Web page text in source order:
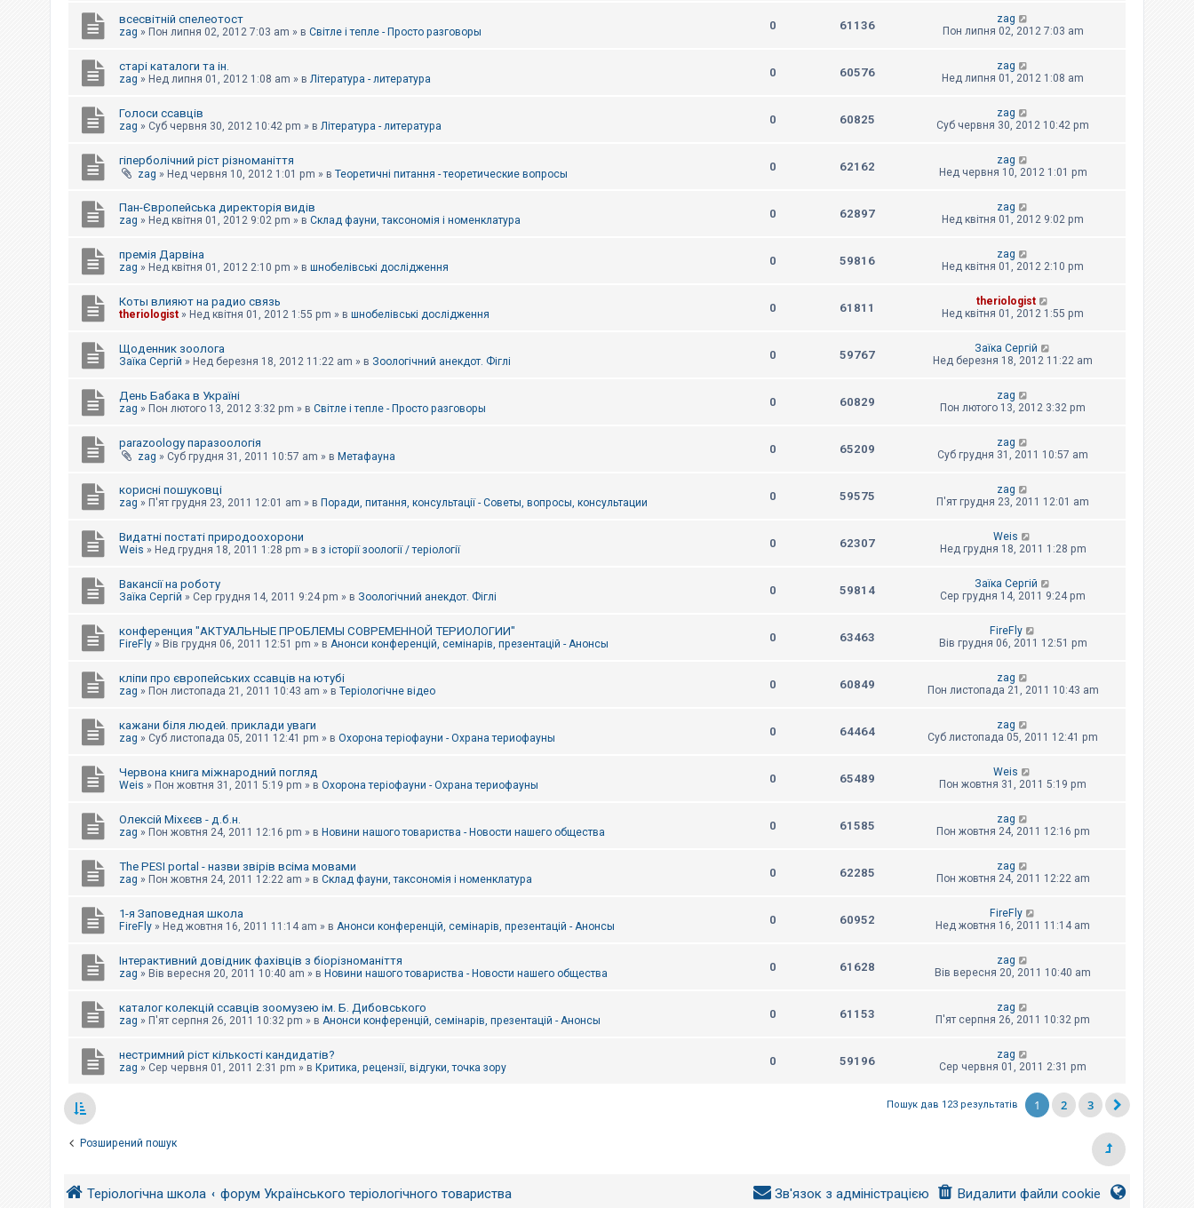
всесвітній спелеотост
zag » Пон липня 02, 2012 7:03 am » в Світле і тепле - Просто разговоры 0 61136
zag
Пон липня 02, 2012 7:03 am
старі каталоги та ін.
zag » Нед липня 01, 2012 1:08 am » в Література - литература 0 60576
zag
Нед липня 01, 2012 1:08 am
Голоси ссавців
zag » Суб червня 30, 2012 10:42 pm » в Література - литература 0 60825
zag
Суб червня 30, 2012 10:42 pm
гіперболічний ріст різноманіття
zag » Нед червня 10, 2012 1:01 pm » в Теоретичні питання - теоретические вопросы
0 62162
zag
Нед червня 10, 2012 1:01 pm
Пан-Європейська директорія видів
zag » Нед квітня 01, 2012 9:02 pm » в Склад фауни, таксономія і номенклатура 0 62897
zag
Нед квітня 01, 2012 9:02 pm
премія Дарвіна
zag » Нед квітня 01, 2012 2:10 pm » в шнобелівські дослідження 0 59816
zag
Нед квітня 01, 2012 2:10 pm
Коты влияют на радио связь
theriologist » Нед квітня 01, 2012 1:55 pm » в шнобелівські дослідження 0 61811
theriologist
Нед квітня 01, 2012 1:55 pm
Щоденник зоолога
Заїка Сергій » Нед березня 18, 2012 11:22 am » в Зоологічний анекдот. Фіглі 0 59767
Заїка Сергій
Нед березня 18, 2012 11:22 am
День Бабака в Україні
zag » Пон лютого 13, 2012 3:32 pm » в Світле і тепле - Просто разговоры 0 60829
zag
Пон лютого 13, 2012 3:32 pm
parazoology паразоологія
zag » Суб грудня 31, 2011 10:57 am » в Метафауна
0 65209
zag
Суб грудня 31, 2011 10:57 am
корисні пошуковці
zag » П'ят грудня 23, 2011 12:01 am » в Поради, питання, консультації - Советы, вопросы, консультации 0 59575
zag
П'ят грудня 23, 2011 12:01 am
Видатні постаті природоохорони
Weis » Нед грудня 18, 2011 1:28 pm » в з історії зоології / теріології 0 62307
Weis
Нед грудня 18, 2011 1:28 pm
Вакансії на роботу
Заїка Сергій » Сер грудня 14, 2011 9:24 pm » в Зоологічний анекдот. Фіглі 0 59814
Заїка Сергій
Сер грудня 14, 2011 9:24 pm
конференция "АКТУАЛЬНЫЕ ПРОБЛЕМЫ СОВРЕМЕННОЙ ТЕРИОЛОГИИ"
FireFly » Вів грудня 06, 2011 12:51 pm » в Анонси конференцій, семінарів, презентацій - Анонсы 0 63463
FireFly
Вів грудня 06, 2011 12:51 pm
кліпи про європейських ссавців на ютубі
zag » Пон листопада 21, 2011 10:43 am » в Теріологічне відео 0 60849
zag
Пон листопада 21, 2011 10:43 am
кажани біля людей. приклади уваги
zag » Суб листопада 05, 2011 12:41 pm » в Охорона теріофауни - Охрана териофауны 0 64464
zag
Суб листопада 05, 2011 12:41 pm
Червона книга міжнародний погляд
Weis » Пон жовтня 31, 2011 5:19 pm » в Охорона теріофауни - Охрана териофауны 0 65489
Weis
Пон жовтня 31, 2011 5:19 pm
Олексій Міхєєв - д.б.н.
zag » Пон жовтня 24, 2011 12:16 pm » в Новини нашого товариства - Новости нашего общества 0 61585
zag
Пон жовтня 24, 2011 12:16 pm
The PESI portal - назви звірів всіма мовами
zag » Пон жовтня 24, 2011 12:22 am » в Склад фауни, таксономія і номенклатура 0 62285
zag
Пон жовтня 24, 2011 12:22 am
1-я Заповедная школа
FireFly » Нед жовтня 16, 2011 11:14 am » в Анонси конференцій, семінарів, презентацій - Анонсы 0 60952
FireFly
Нед жовтня 16, 2011 11:14 am
Інтерактивний довідник фахівців з біорізноманіття
zag » Вів вересня 20, 2011 10:40 am » в Новини нашого товариства - Новости нашего общества 0 61628
zag
Вів вересня 20, 2011 10:40 am
каталог колекцій ссавців зоомузею ім. Б. Дибовського
zag » П'ят серпня 26, 2011 10:32 pm » в Анонси конференцій, семінарів, презентацій - Анонсы 0 61153
zag
П'ят серпня 26, 2011 10:32 pm
нестримний ріст кількості кандидатів?
zag » Сер червня 01, 2011 2:31 pm » в Критика, рецензії, відгуки, точка зору 0 59196
zag
Сер червня 01, 2011 2:31 pm
Пошук дав 123 результатів 1 2 3
Розширений пошук
Теріологічна школа форум Українського теріологічного товариства Видалити файли cookie
Зв'язок з адміністрацією